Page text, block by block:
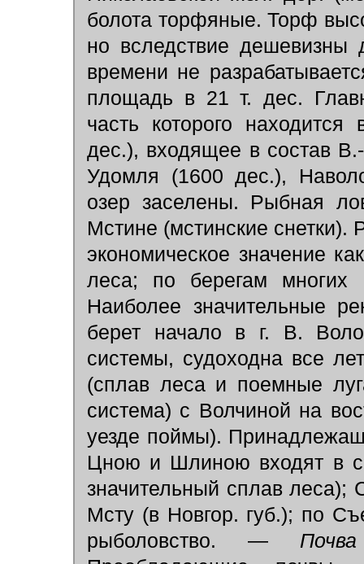
болота торфяные. Торф
но вследствие дешевизны
времени не
площадь в 21 т. дес.
часть которого
дес.), входящее в состав
Удомля (1600 дес.),
озер заселены. Рыбная
Мстине (мстинские снетки).
экономическое значение
леса; по берегам
Наиболее значительные
берет начало в г. В.
системы, судоходна все
(сплав леса и поемные
система) с Волчиной на
уезде поймы).
Цною и Шлиною входят в
значительный сплав
Мсту (в Новгор. губ.); по
рыболовство. —